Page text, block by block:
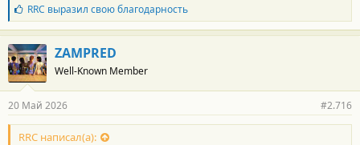
Б
л
а
г
о
д
а
н
о
с
RRC выразил свою благодарность
ZAMPRED
Well-Known Member
20 Май 2026 #2.716
RRC написал(а):